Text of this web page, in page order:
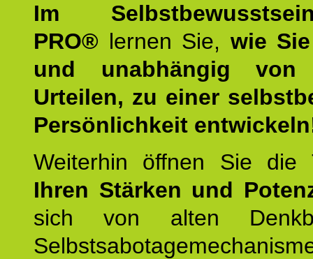
Im
PRO® lernen Sie, wie
und unabhängig von
Urteilen, zu einer
Persönlichkeit
Weiterhin öffnen Sie
Ihren Stärken und
sich von alten